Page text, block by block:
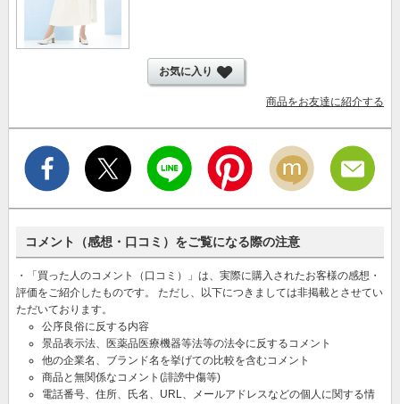
お気に入り
商品をお友達に紹介する
コメント（感想・口コミ）をご覧になる際の注意
・「買った人のコメント（口コミ）」は、実際に購入されたお客様の感想・
評価をご紹介したものです。 ただし、以下につきましては非掲載とさせてい
ただいております。
公序良俗に反する内容
景品表示法、医薬品医療機器等法等の法令に反するコメント
他の企業名、ブランド名を挙げての比較を含むコメント
商品と無関係なコメント(誹謗中傷等)
電話番号、住所、氏名、URL、メールアドレスなどの個人に関する情